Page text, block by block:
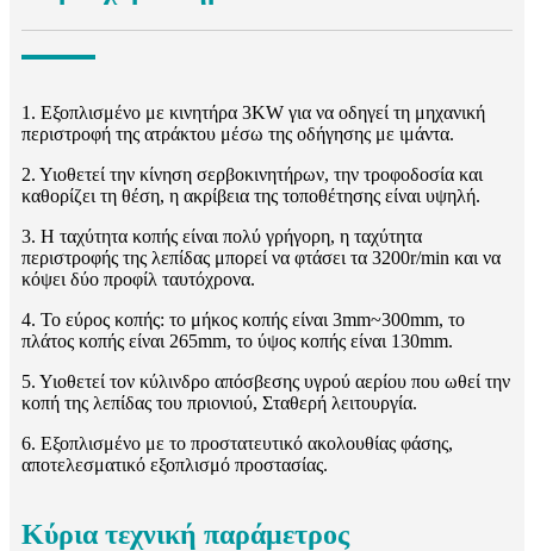
1. Εξοπλισμένο με κινητήρα 3KW για να οδηγεί τη μηχανική
περιστροφή της ατράκτου μέσω της οδήγησης με ιμάντα.
2. Υιοθετεί την κίνηση σερβοκινητήρων, την τροφοδοσία και
καθορίζει τη θέση, η ακρίβεια της τοποθέτησης είναι υψηλή.
3. Η ταχύτητα κοπής είναι πολύ γρήγορη, η ταχύτητα
περιστροφής της λεπίδας μπορεί να φτάσει τα 3200r/min και να
κόψει δύο προφίλ ταυτόχρονα.
4. Το εύρος κοπής: το μήκος κοπής είναι 3mm~300mm, το
πλάτος κοπής είναι 265mm, το ύψος κοπής είναι 130mm.
5. Υιοθετεί τον κύλινδρο απόσβεσης υγρού αερίου που ωθεί την
κοπή της λεπίδας του πριονιού, Σταθερή λειτουργία.
6. Εξοπλισμένο με το προστατευτικό ακολουθίας φάσης,
αποτελεσματικό εξοπλισμό προστασίας.
Κύρια τεχνική παράμετρος